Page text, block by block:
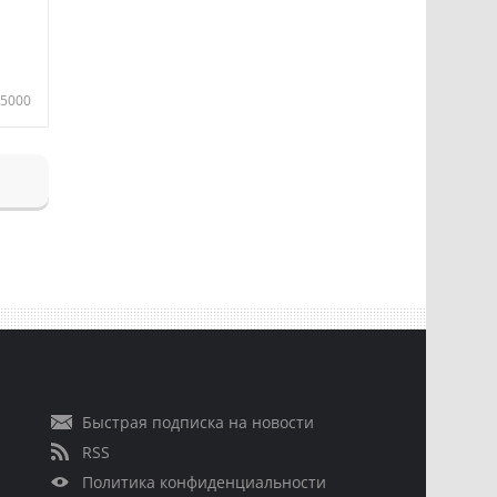
5000
Быстрая подписка на новости
RSS
Политика конфиденциальности